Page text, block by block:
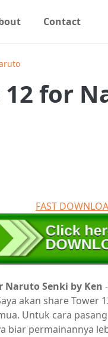
Contact
12 for
FAST
Naruto Senki by Ken
akan share Tower
Untuk cara
biar permainannya